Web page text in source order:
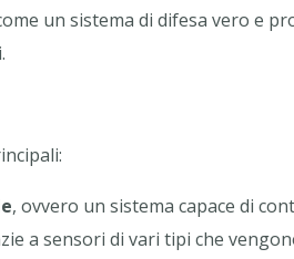
un sistema di difesa vero e
, ovvero un sistema capace di
a sensori di vari tipi che